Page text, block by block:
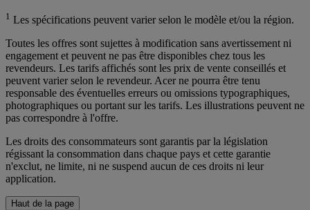
1 Les spécifications peuvent varier selon le modèle et/ou la région.
Toutes les offres sont sujettes à modification sans avertissement ni
engagement et peuvent ne pas être disponibles chez tous les
revendeurs. Les tarifs affichés sont les prix de vente conseillés et
peuvent varier selon le revendeur. Acer ne pourra être tenu
responsable des éventuelles erreurs ou omissions typographiques,
photographiques ou portant sur les tarifs. Les illustrations peuvent ne
pas correspondre à l'offre.
Les droits des consommateurs sont garantis par la législation
régissant la consommation dans chaque pays et cette garantie
n'exclut, ne limite, ni ne suspend aucun de ces droits ni leur
application.
Haut de la page